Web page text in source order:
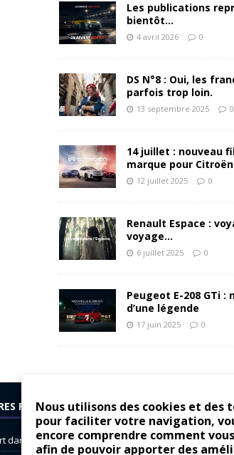
Nous utilisons des cookies et des
pour faciliter votre navigation,
encore comprendre comment
afin de pouvoir apporter des
Les publications
bientôt…
4 avril 2026 0
DS N°8 : Oui, les
parfois trop loin.
13 septembre 2025 0
14 juillet : nouveau
marque pour Citroën
12 juillet 2025 0
Renault Espace :
voyage…
6 juillet 2025 0
Peugeot E-208 GTi :
d’une légende
17 juin 2025 0
RÉCENTS
dans Dacia Sandero : pour les gens vrais